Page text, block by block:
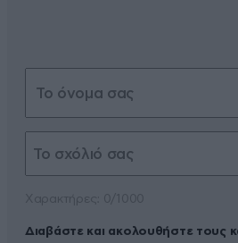
Διαβάστε και ακολουθήστε τους